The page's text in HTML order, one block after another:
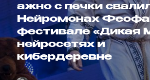
ажно с печки
Нейромонах
фестивале «Дикая
нейросетях и
кибердеревне